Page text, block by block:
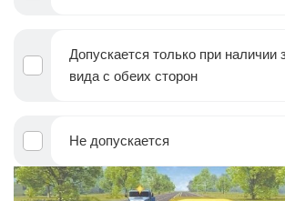
Допускается только при наличии
вида с обеих сторон
Не допускается